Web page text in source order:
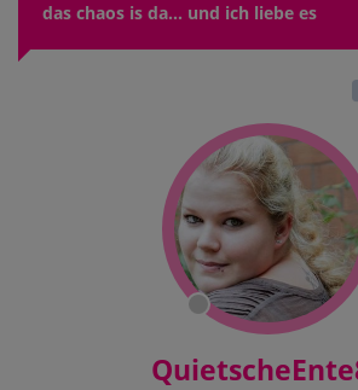
das chaos is da... und ich liebe es